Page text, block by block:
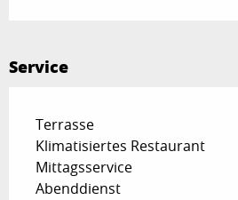
Service
Terrasse
Klimatisiertes Restaurant
Mittagsservice
Abenddienst